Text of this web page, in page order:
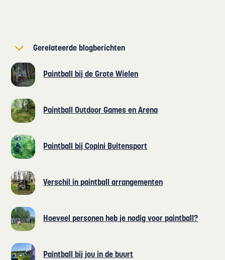
Gerelateerde blogberichten
Paintball bij de Grote Wielen
Paintball Outdoor Games en Arena
Paintball bij Copini Buitensport
Verschil in paintball arrangementen
Hoeveel personen heb je nodig voor paintball?
Paintball bij jou in de buurt